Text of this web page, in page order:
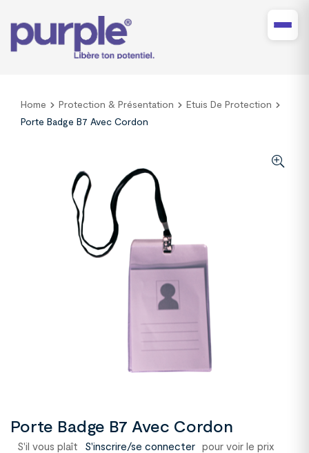
Home Protection & Présentation
Etuis De Protection
Porte Badge B7 Avec Cordon
Porte Badge B7 Avec Cordon
S'il vous plaît S'inscrire/se connecter pour voir le prix